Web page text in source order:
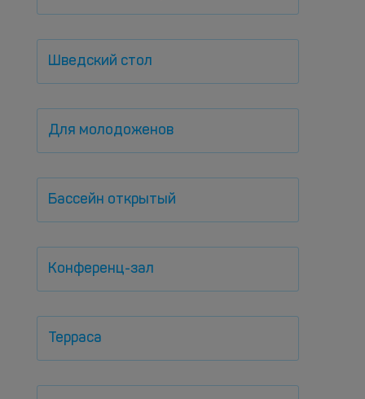
Шведский стол
Для молодоженов
Бассейн открытый
Конференц-зал
Терраса